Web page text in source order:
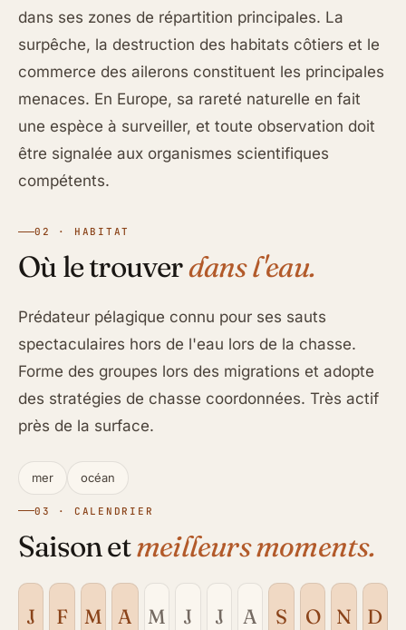
dans ses zones de répartition principales. La
surpêche, la destruction des habitats côtiers et le
commerce des ailerons constituent les principales
menaces. En Europe, sa rareté naturelle en fait
une espèce à surveiller, et toute observation doit
être signalée aux organismes scientifiques
compétents.
02 · HABITAT
Où le trouverdans l'eau.
Prédateur pélagique connu pour ses sauts
spectaculaires hors de l'eau lors de la chasse.
Forme des groupes lors des migrations et adopte
des stratégies de chasse coordonnées. Très actif
près de la surface.
mer océan
03 · CALENDRIER
Saison etmeilleurs moments.
J F M A M J J A S O N D